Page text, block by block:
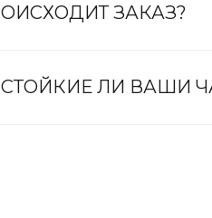
ЗАКАЗ?
ЛИ ВАШИ